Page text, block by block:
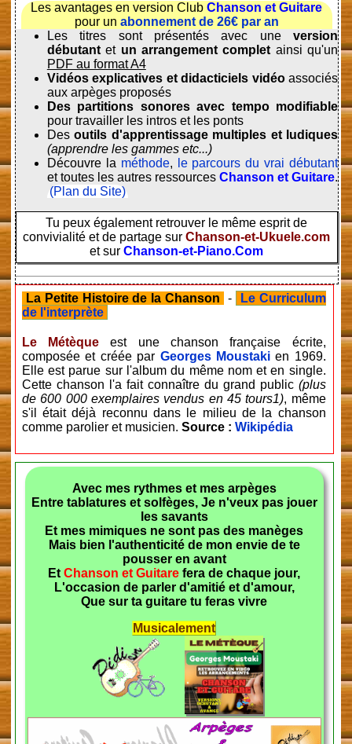
Les avantages en version ClubChanson et Guitare
pour un abonnement de 26€ par an
Les titres sont présentés avec uneversion
débutantet un arrangement complet ainsi qu'un
PDF au format A4
Vidéos explicatives et didacticiels vidéoassociés
aux arpèges proposés
Des partitions sonores avec tempo modifiable
pour travailler les intros et les ponts
Desoutils d'apprentissage multiples et ludiques
(apprendre les gammes etc...)
Découvre la méthode,
le parcours du vrai débutant
et toutes les autres ressourcesChanson et Guitare.
(Plan du Site)
Tu peux également retrouver le même esprit de
convivialité et de partage surChanson-et-Ukuele.com
et surChanson-et-Piano.Com
La Petite Histoire de la Chanson -
Le Curriculum
de l'interprète
Le Métèque est une chanson française écrite,
composée et créée par Georges Moustakien 1969.
Elle est parue sur l'album du même nom et en single.
Cette chanson l'a fait connaître du grand public (plus
de 600 000 exemplaires vendus en 45 tours1), même
s'il était déjà reconnu dans le milieu de la chanson
comme parolier et musicien. Source : Wikipédia
Avec mes rythmes et mes arpèges
Entre tablatures et solfèges, Je n'veux pas jouer
les savants
Et mes mimiques ne sont pas des manèges
Mais bien l'authenticité de mon envie de te
pousser en avant
EtChanson et Guitare fera de chaque jour,
L'occasion de parler d'amitié et d'amour,
Que sur ta guitare tu feras vivre
Musicalement